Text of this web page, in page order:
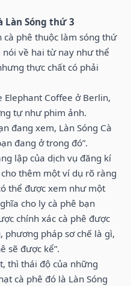
Làn Sóng thứ 3
cà phê thuộc làm sóng thứ
về hai từ nay như thể
thực chất có phải
Elephant Coffee ở Berlin,
tự như phim ảnh.
đang xem, Làn Sóng Cà
đang ở trong đó”.
lập của dịch vụ đăng kí
thêm một ví dụ rõ ràng
thể được xem như một
cho ly cà phê bạn
chính xác cà phê được
pháp sơ chế là gì,
sẽ được kể”.
thì thái độ của những
cà phê đó là Làn Sóng